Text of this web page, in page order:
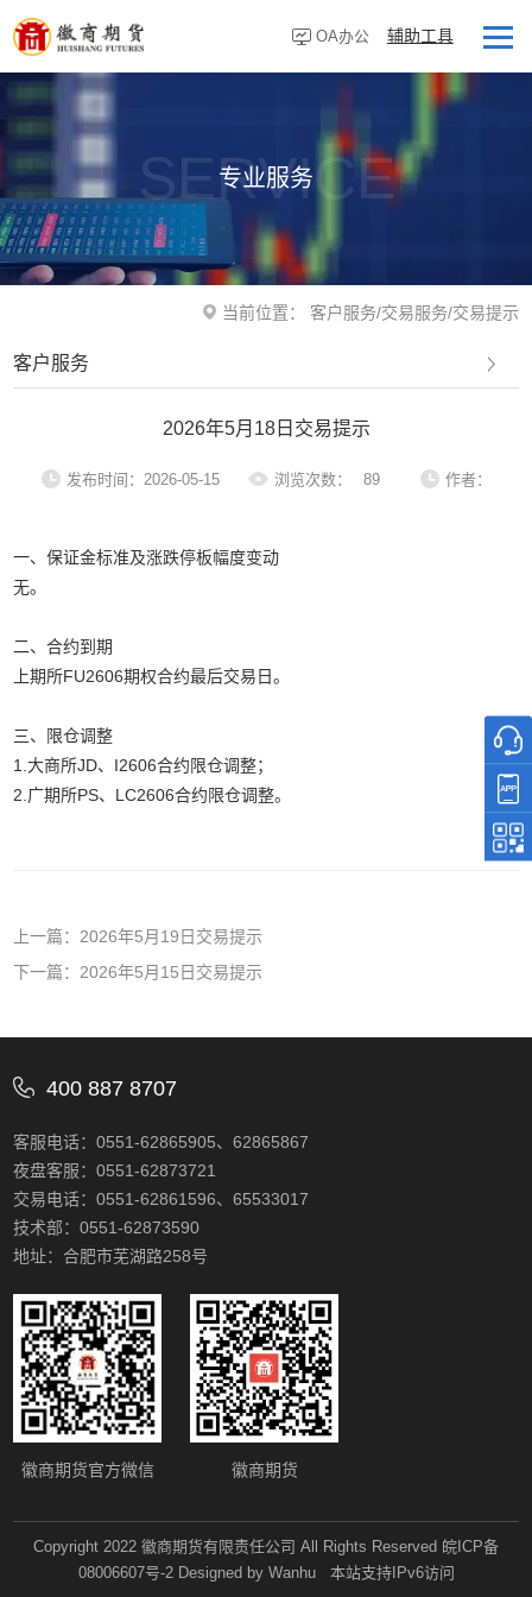
辅助工具
OA办公
走进徽商
客户服务
研究资讯
业务板块
党建专栏
SERVICE
专业服务
当前位置： 客户服务/交易服务/交易提示
客户服务
2026年5月18日交易提示
发布时间：2026-05-15 浏览次数： 89 作者：
一、保证金标准及涨跌停板幅度变动
无。
二、合约到期
上期所FU2606期权合约最后交易日。
三、限仓调整
1.大商所JD、I2606合约限仓调整；
2.广期所PS、LC2606合约限仓调整。
上一篇：2026年5月19日交易提示
下一篇：2026年5月15日交易提示
400 887 8707
客服电话：0551-62865905、62865867
夜盘客服：0551-62873721
交易电话：0551-62861596、65533017
技术部：0551-62873590
地址：合肥市芜湖路258号
徽商期货官方微信 徽商期货
Copyright 2022 徽商期货有限责任公司 All Rights Reserved 皖ICP备
08006607号-2Designed by Wanhu 本站支持IPv6访问